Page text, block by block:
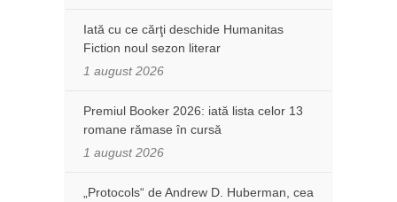
Iată cu ce cărţi deschide Humanitas
Fiction noul sezon literar
1 august 2026
Premiul Booker 2026: iată lista celor 13
romane rămase în cursă
1 august 2026
„Protocols“ de Andrew D. Huberman, cea